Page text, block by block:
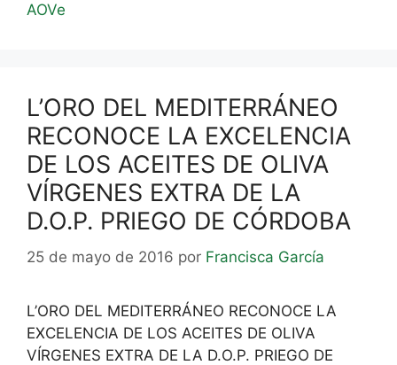
AOVe
L’ORO DEL MEDITERRÁNEO
RECONOCE LA EXCELENCIA
DE LOS ACEITES DE OLIVA
VÍRGENES EXTRA DE LA
D.O.P. PRIEGO DE CÓRDOBA
25 de mayo de 2016 por Francisca García
L’ORO DEL MEDITERRÁNEO RECONOCE LA
EXCELENCIA DE LOS ACEITES DE OLIVA
VÍRGENES EXTRA DE LA D.O.P. PRIEGO DE